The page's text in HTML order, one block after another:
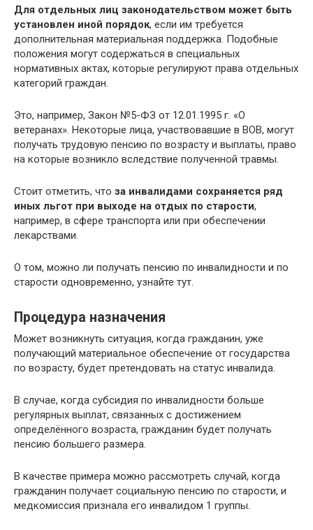
Для отдельных лиц законодательством может быть
установлен иной порядок, если им требуется
дополнительная материальная поддержка. Подобные
положения могут содержаться в специальных
нормативных актах, которые регулируют права отдельных
категорий граждан.
Это, например, Закон №5-ФЗ от 12.01.1995 г. «О
ветеранах». Некоторые лица, участвовавшие в ВОВ, могут
получать трудовую пенсию по возрасту и выплаты, право
на которые возникло вследствие полученной травмы.
Стоит отметить, что за инвалидами сохраняется ряд
иных льгот при выходе на отдых по старости,
например, в сфере транспорта или при обеспечении
лекарствами.
О том, можно ли получать пенсию по инвалидности и по
старости одновременно, узнайте тут.
Процедура назначения
Может возникнуть ситуация, когда гражданин, уже
получающий материальное обеспечение от государства
по возрасту, будет претендовать на статус инвалида.
В случае, когда субсидия по инвалидности больше
регулярных выплат, связанных с достижением
определённого возраста, гражданин будет получать
пенсию большего размера.
В качестве примера можно рассмотреть случай, когда
гражданин получает социальную пенсию по старости, и
медкомиссия признала его инвалидом 1 группы.